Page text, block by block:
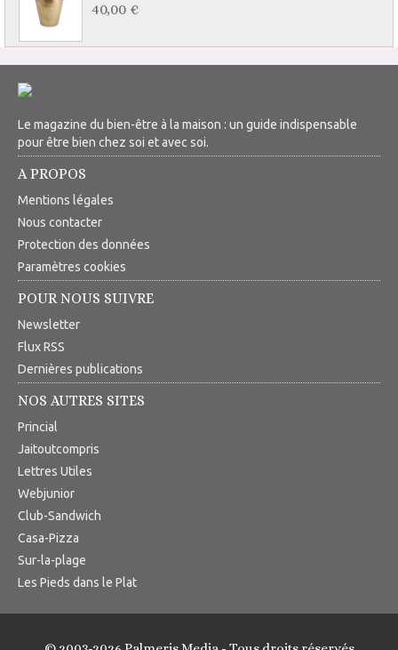
40,00 €
Le magazine du bien-être à la maison : un guide indispensable
pour être bien chez soi et avec soi.
A PROPOS
Mentions légales
Nous contacter
Protection des données
Paramètres cookies
POUR NOUS SUIVRE
Newsletter
Flux RSS
Dernières publications
NOS AUTRES SITES
Princial
Jaitoutcompris
Lettres Utiles
Webjunior
Club-Sandwich
Casa-Pizza
Sur-la-plage
Les Pieds dans le Plat